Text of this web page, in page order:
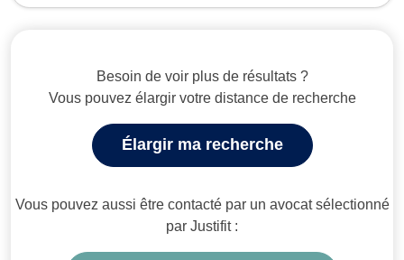
Besoin de voir plus de résultats ?
Vous pouvez élargir votre distance de recherche
Élargir ma recherche
Vous pouvez aussi être contacté par un avocat sélectionné
par Justifit :